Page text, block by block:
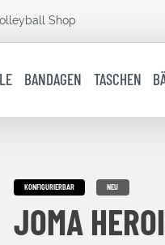
Shop
BANDAGEN TASCHEN
KONFIGURIERBAR NEU
JOMA